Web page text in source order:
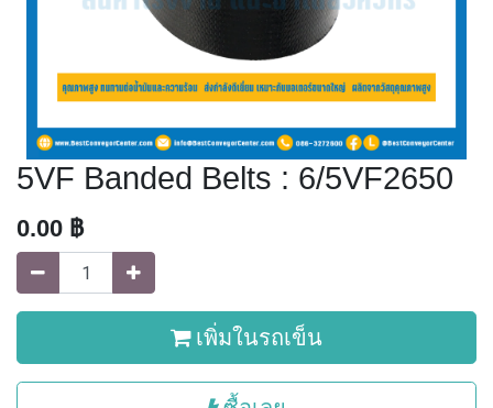
5VF Banded Belts : 6/5VF2650
0.00 ฿
เพิ่มในรถเข็น